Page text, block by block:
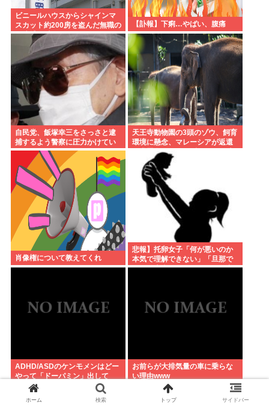
ビニールハウスからシャインマ
スカット約200房を盗んだ無職の
男逮捕 岡山
【訃報】下痢…やばい、腹痛
自民党、飯塚幸三をさっさと逮
捕するよう警察に圧力かけてい
たwww
天王寺動物園の3頭のゾウ、飼育
環境に懸念、マレーシアが返還
要求署名17万人。酷すぎる日本
の動物園
肖像権について教えてくれ
悲報】托卵女子「何が悪いのか
本気で理解できない」「旦那で
はなく本当に好きな人の子を産
ADHD/ASDのケンモメンはどー
やって「ドーパミン」出して
る？？助けて…
お前らが大排気量の車に乗らな
い理由www
ホーム 検索 トップ サイドバー